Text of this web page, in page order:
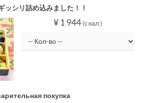
ッシリ詰め込みました！！
¥ 1 944 (с нал.)
покупка